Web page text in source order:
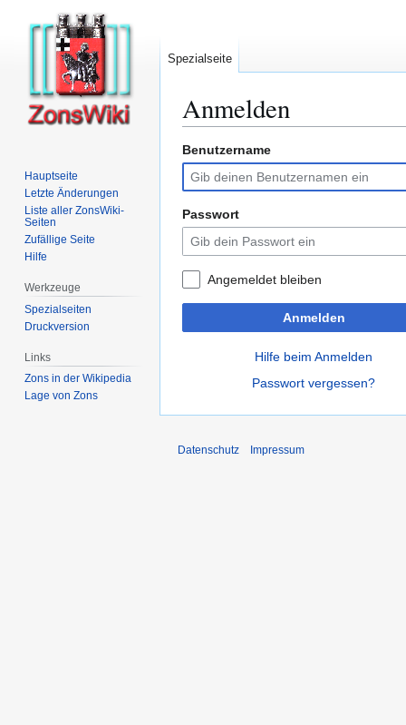
Anmelden
Zur
Navigation
springen
Zur
Suche
springen
Benutzername
Passwort
Angemeldet bleiben
Anmelden
Hilfe beim Anmelden
Passwort vergessen?
Spezialseite
Hauptseite
Letzte Änderungen
Liste aller ZonsWiki-
Seiten
Zufällige Seite
Hilfe
Werkzeuge
Spezialseiten
Druckversion
Links
Zons in der Wikipedia
Lage von Zons
Datenschutz Impressum